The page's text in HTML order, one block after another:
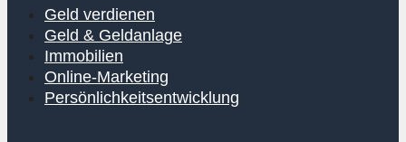
Geld verdienen
Geld & Geldanlage
Immobilien
Online-Marketing
Persönlichkeitsentwicklung